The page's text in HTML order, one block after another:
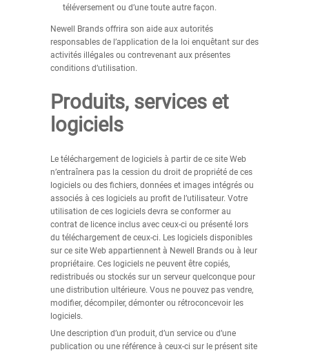
téléversement ou d’une toute autre façon.
Newell Brands offrira son aide aux autorités
responsables de l’application de la loi enquêtant sur des
activités illégales ou contrevenant aux présentes
conditions d’utilisation.
Produits, services et
logiciels
Le téléchargement de logiciels à partir de ce site Web
n’entraînera pas la cession du droit de propriété de ces
logiciels ou des fichiers, données et images intégrés ou
associés à ces logiciels au profit de l’utilisateur. Votre
utilisation de ces logiciels devra se conformer au
contrat de licence inclus avec ceux-ci ou présenté lors
du téléchargement de ceux-ci. Les logiciels disponibles
sur ce site Web appartiennent à Newell Brands ou à leur
propriétaire. Ces logiciels ne peuvent être copiés,
redistribués ou stockés sur un serveur quelconque pour
une distribution ultérieure. Vous ne pouvez pas vendre,
modifier, décompiler, démonter ou rétroconcevoir les
logiciels.
Une description d’un produit, d’un service ou d’une
publication ou une référence à ceux-ci sur le présent site